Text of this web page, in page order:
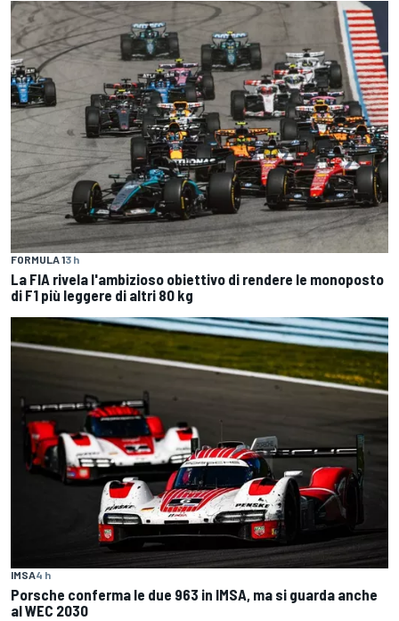
FORMULA 13 h
La FIA rivela l'ambizioso obiettivo di rendere le monoposto
di F1 più leggere di altri 80 kg
IMSA4 h
Porsche conferma le due 963 in IMSA, ma si guarda anche
al WEC 2030